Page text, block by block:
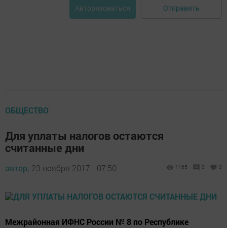
Авторизоваться Отправить
ОБЩЕСТВО
Для уплаты налогов остаются
считанные дни
автор, 23 ноября 2017 - 07:50 1165 0 0
Межрайонная ИФНС России № 8 по Республике